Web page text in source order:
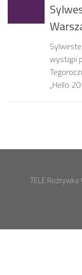
wystąpi
„Hello
TELE